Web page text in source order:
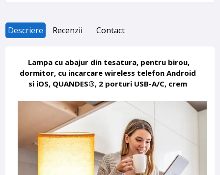
Descriere Recenzii Contact
Lampa cu abajur din tesatura, pentru birou,
dormitor, cu incarcare wireless telefon Android
si iOS, QUANDES®, 2 porturi USB-A/C, crem